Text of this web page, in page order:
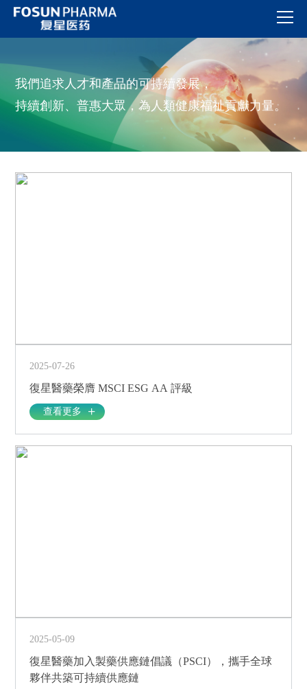
我們追求人才和產品的可持續發展，
持續創新、普惠大眾，為人類健康福祉貢獻力量。
2025-07-26
復星醫藥榮膺 MSCI ESG AA 評級
查看更多
2025-05-09
復星醫藥加入製藥供應鏈倡議（PSCI），攜手全球
夥伴共築可持續供應鏈